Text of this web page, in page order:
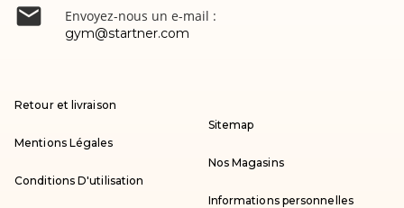
 Envoyez-nous un e-mail :
gym@startner.com
Retour et livraison
Mentions Légales
Conditions D'utilisation
Sitemap
Nos Magasins
Informations personnelles